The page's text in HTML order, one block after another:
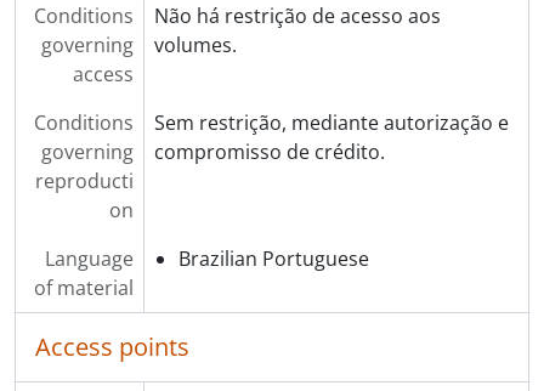
Conditions
governing
access
Não há restrição de acesso aos
volumes.
Conditions
governing
reproducti
on
Sem restrição, mediante autorização e
compromisso de crédito.
Language
of material
Brazilian Portuguese
Access points